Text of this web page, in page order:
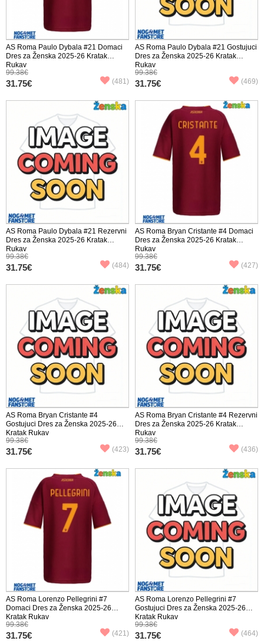
AS Roma Paulo Dybala #21 Domaci
Dres za Ženska 2025-26 Kratak
Rukav
99.38€
31.75€ (481)
AS Roma Paulo Dybala #21 Gostujuci
Dres za Ženska 2025-26 Kratak
Rukav
99.38€
31.75€ (469)
AS Roma Paulo Dybala #21 Rezervni
Dres za Ženska 2025-26 Kratak
Rukav
99.38€
31.75€ (484)
AS Roma Bryan Cristante #4 Domaci
Dres za Ženska 2025-26 Kratak
Rukav
99.38€
31.75€ (427)
AS Roma Bryan Cristante #4
Gostujuci Dres za Ženska 2025-26
Kratak Rukav
99.38€
31.75€ (423)
AS Roma Bryan Cristante #4 Rezervni
Dres za Ženska 2025-26 Kratak
Rukav
99.38€
31.75€ (436)
AS Roma Lorenzo Pellegrini #7
Domaci Dres za Ženska 2025-26
Kratak Rukav
99.38€
31.75€ (421)
AS Roma Lorenzo Pellegrini #7
Gostujuci Dres za Ženska 2025-26
Kratak Rukav
99.38€
31.75€ (464)